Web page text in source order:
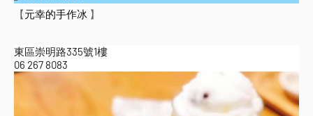
【元幸的手作冰 】
東區崇明路335號1樓
06 267 8083